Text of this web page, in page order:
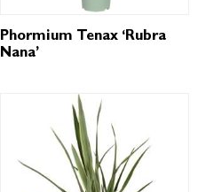
Phormium Tenax ‘Rubra
Nana’